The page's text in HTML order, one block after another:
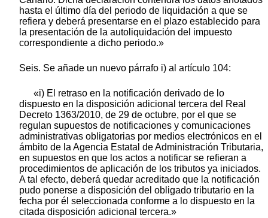
hasta el último día del periodo de liquidación a que se
refiera y deberá presentarse en el plazo establecido para
la presentación de la autoliquidación del impuesto
correspondiente a dicho periodo.»
Seis. Se añade un nuevo párrafo i) al artículo 104:
«i) El retraso en la notificación derivado de lo
dispuesto en la disposición adicional tercera del Real
Decreto 1363/2010, de 29 de octubre, por el que se
regulan supuestos de notificaciones y comunicaciones
administrativas obligatorias por medios electrónicos en el
ámbito de la Agencia Estatal de Administración Tributaria,
en supuestos en que los actos a notificar se refieran a
procedimientos de aplicación de los tributos ya iniciados.
A tal efecto, deberá quedar acreditado que la notificación
pudo ponerse a disposición del obligado tributario en la
fecha por él seleccionada conforme a lo dispuesto en la
citada disposición adicional tercera.»